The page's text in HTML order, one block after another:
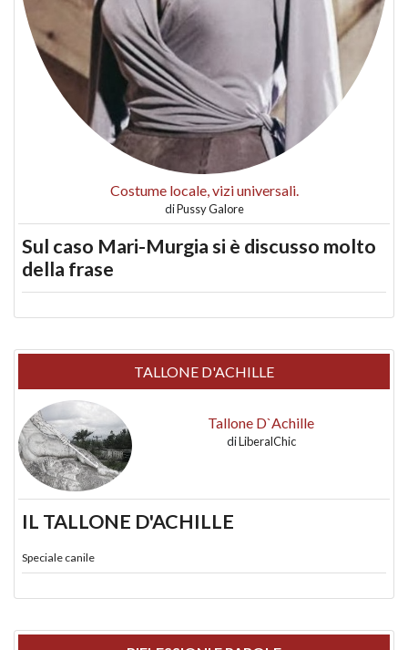
Costume locale, vizi universali.
diPussy Galore
Sul caso Mari-Murgia si è discusso molto
della frase
TALLONE D'ACHILLE
Tallone D`Achille
diLiberalChic
IL TALLONE D'ACHILLE
Speciale canile